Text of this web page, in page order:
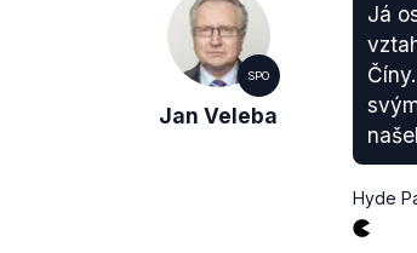
SPO
Jan Veleba
Já
Hyde